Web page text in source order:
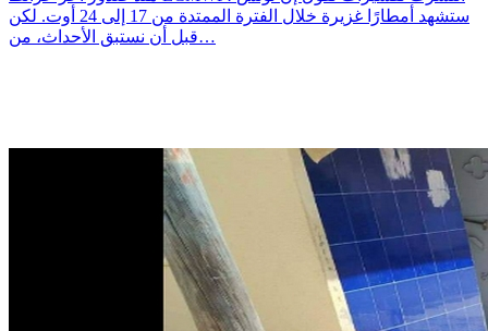
ستشهد أمطارًا غزيرة خلال الفترة الممتدة من 17 إلى 24 أوت. لكن
قبل أن نستبق الأحداث، من…